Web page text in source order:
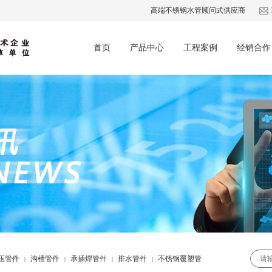
高端不锈钢水管顾问式供应商
首页 产品中心 工程案例 经销合作
管件 | 沟槽管件 | 承插焊管件 | 排水管件 | 不锈钢覆塑管